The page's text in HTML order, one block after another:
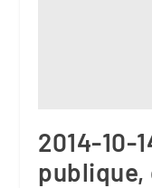
2014-10-